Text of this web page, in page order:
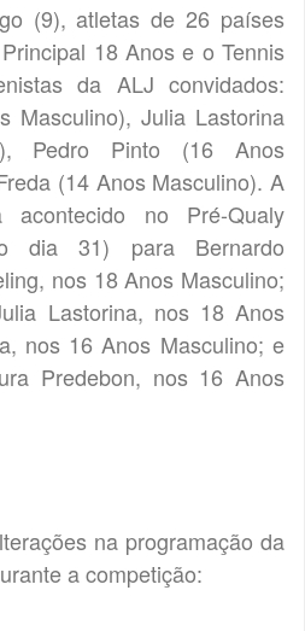
(9), atletas de 26 países
18 Anos e o Tennis
da ALJ convidados:
Masculino), Julia Lastorina
Pedro Pinto (16 Anos
(14 Anos Masculino). A
acontecido no Pré-Qualy
dia 31) para Bernardo
nos 18 Anos Masculino;
Lastorina, nos 18 Anos
nos 16 Anos Masculino; e
Predebon, nos 16 Anos
na programação da
a competição: